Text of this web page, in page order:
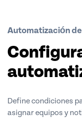
Automatización
Define condiciones
asignar equipos y